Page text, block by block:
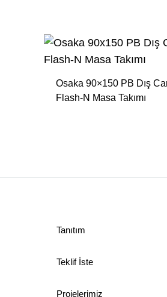
Osaka 90×150 PB Dış
Flash-N Masa Takımı
Tanıtım
Teklif İste
Projelerimiz